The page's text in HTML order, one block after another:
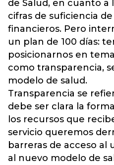
de Salud, en cuanto a
cifras de suficiencia
financieros. Pero
un plan de 100 días:
posicionarnos en
como transparencia,
modelo de salud.
Transparencia se
debe ser clara la
los recursos que
servicio queremos
barreras de acceso al
al nuevo modelo de